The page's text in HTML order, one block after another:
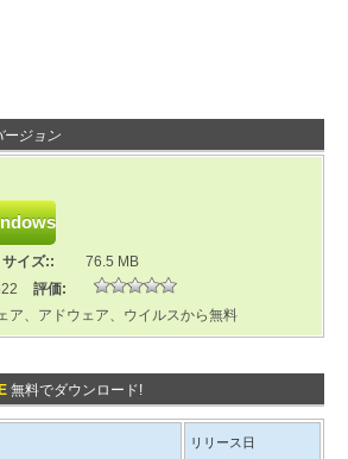
ージョン
サイズ::
76.5 MB
評価:
ア、アドウェア、ウイルスから無料
無料でダウンロード!
リリース日